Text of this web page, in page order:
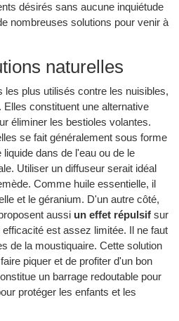
désirés sans aucune inquiétude
nombreuses solutions pour venir à
naturelles
les plus utilisés contre les nuisibles,
constituent une alternative
éliminer les bestioles volantes.
se fait généralement sous forme
dans de l'eau ou de le
Utiliser un diffuseur serait idéal
Comme huile essentielle, il
et le géranium. D'un autre côté,
aussi un effet répulsif sur
est assez limitée. Il ne faut
de la moustiquaire. Cette solution
piquer et de profiter d'un bon
un barrage redoutable pour
protéger les enfants et les